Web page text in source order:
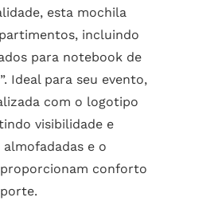
esta mochila
incluindo
para notebook de
Ideal para seu evento,
com o logotipo
visibilidade e
e o
conforto